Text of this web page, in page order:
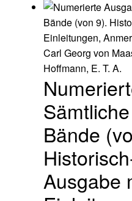
Hoffmann, E. T. A.
Bände
Ausgabe